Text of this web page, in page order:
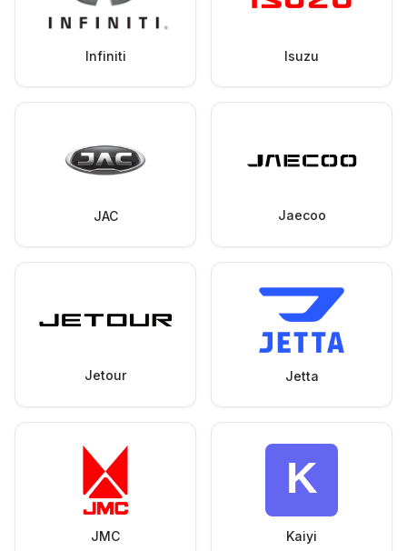
Infiniti Isuzu
JAC Jaecoo
Jetour Jetta
JMC Kaiyi